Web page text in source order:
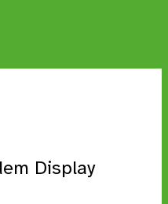
Display